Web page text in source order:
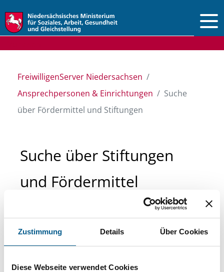
Zustimmung Details Über Cookies
Diese Webseite verwendet Cookies
FreiwilligenServer Niedersachsen
Ansprechpersonen & Einrichtungen
Suche
über Fördermittel und Stiftungen
Suche über Stiftungen
und Fördermittel
Sie suchen finanzielle Unterstützung für ein
Projekt oder ein Vorhaben? Hier können Sie
direkt über unsere Fördermitteldatenbank und
Stiftungsdatenbank recherchieren. Bei der